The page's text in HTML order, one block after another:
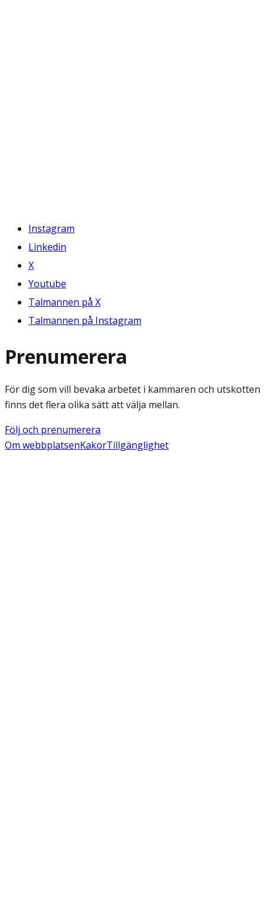
Instagram
Linkedin
X
Youtube
Talmannen på X
Talmannen på Instagram
Prenumerera
För dig som vill bevaka arbetet i kammaren och utskotten
finns det flera olika sätt att välja mellan.
Följ och prenumerera
Om webbplatsenKakorTillgänglighet